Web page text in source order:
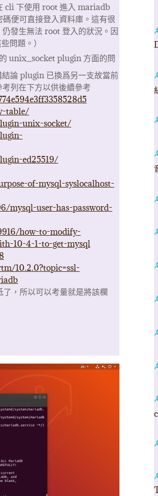
cli 下使用 root 進入 mariadb
便可直接登入資料庫。這有很
發生無法 root 登入的狀況。因
問題。）
unix_socket plugin 方面的問
論 plugin 已換爲另一支故當前
列在下方以供後續參考
table/
unix-socket/
ed25519/
of-mysql-syslocalhost-
mysql-user-has-password-
how-to-modify-
10-4-1-to-get-mysql
10.2.0?topic=ssl-
，所以可以考量就是將該欄